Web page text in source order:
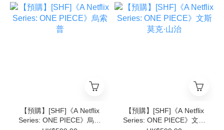
【預購】[SHF]《A Netflix
Series: ONE PIECE》烏索
【預購】[SHF]《A Netflix
Series: ONE PIECE》文斯